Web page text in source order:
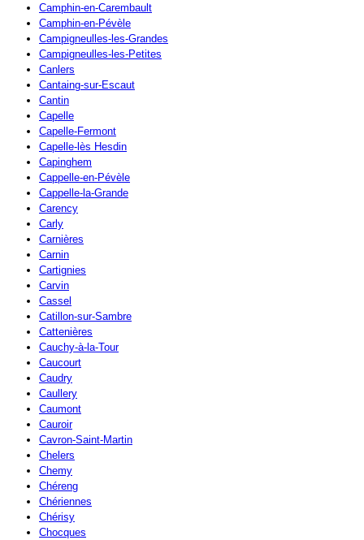
Camphin-en-Carembault
Camphin-en-Pévèle
Campigneulles-les-Grandes
Campigneulles-les-Petites
Canlers
Cantaing-sur-Escaut
Cantin
Capelle
Capelle-Fermont
Capelle-lès Hesdin
Capinghem
Cappelle-en-Pévèle
Cappelle-la-Grande
Carency
Carly
Carnières
Carnin
Cartignies
Carvin
Cassel
Catillon-sur-Sambre
Cattenières
Cauchy-à-la-Tour
Caucourt
Caudry
Caullery
Caumont
Cauroir
Cavron-Saint-Martin
Chelers
Chemy
Chéreng
Chériennes
Chérisy
Chocques